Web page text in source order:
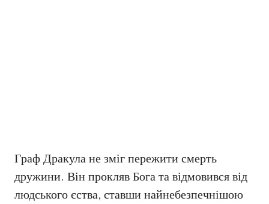
Граф Дракула не зміг пережити смерть
дружини. Він прокляв Бога та відмовився від
людського єства, ставши найнебезпечнішою